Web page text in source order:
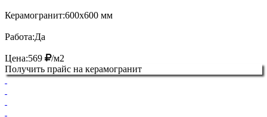
Керамогранит:600х600 мм
Работа:Да
Цена:569
/м2
Получить прайс на керамогранит